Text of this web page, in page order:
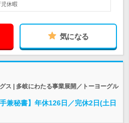
休暇
気になる
ス | 多岐にわたる事業展開／トーヨーグル
兼秘書】年休126日／完休2日(土日